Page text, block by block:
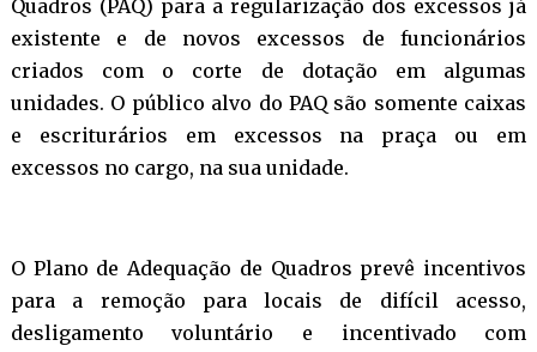
Quadros (PAQ) para a regularização dos excessos já
existente e de novos excessos de funcionários
criados com o corte de dotação em algumas
unidades. O público alvo do PAQ são somente caixas
e escriturários em excessos na praça ou em
excessos no cargo, na sua unidade.
O Plano de Adequação de Quadros prevê incentivos
para a remoção para locais de difícil acesso,
desligamento voluntário e incentivado com